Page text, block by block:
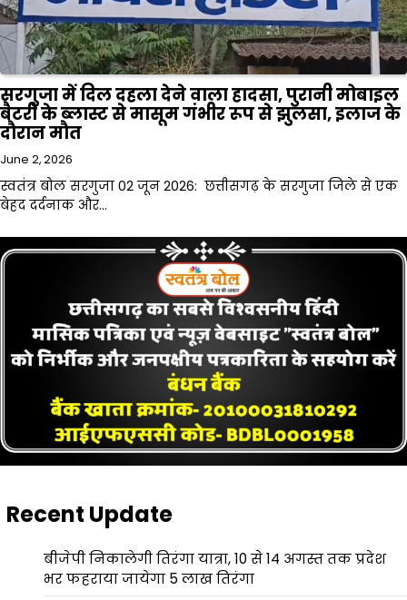
सरगुजा में दिल दहला देने वाला हादसा, पुरानी मोबाइल
बैटरी के ब्लास्ट से मासूम गंभीर रूप से झुलसा, इलाज के
दौरान मौत
June 2, 2026
स्वतंत्र बोल सरगुजा 02 जून 2026: छत्तीसगढ़ के सरगुजा जिले से एक
बेहद दर्दनाक और…
Recent Update
बीजेपी निकालेगी तिरंगा यात्रा, 10 से 14 अगस्त तक प्रदेश
भर फहराया जायेगा 5 लाख तिरंगा